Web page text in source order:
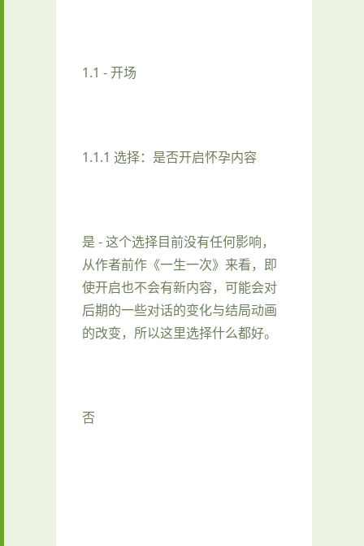
1.1 - 开场
1.1.1 选择：是否开启怀孕内容
是 - 这个选择目前没有任何影响，
从作者前作《一生一次》来看，即
使开启也不会有新内容，可能会对
后期的一些对话的变化与结局动画
的改变，所以这里选择什么都好。
否